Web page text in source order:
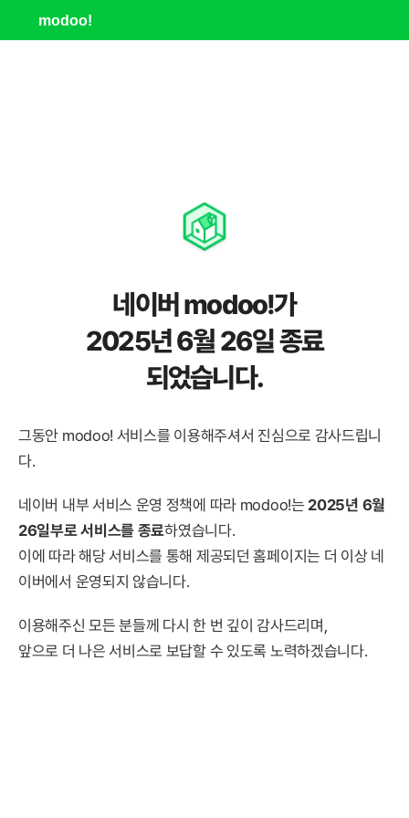
modoo!
네이버 modoo!가
2025년 6월 26일 종료
되었습니다.
그동안 modoo! 서비스를 이용해주셔서 진심으로 감사드립니
다.
네이버 내부 서비스 운영 정책에 따라 modoo!는 2025년 6월
26일부로 서비스를 종료하였습니다.
이에 따라 해당 서비스를 통해 제공되던 홈페이지는 더 이상 네
이버에서 운영되지 않습니다.
이용해주신 모든 분들께 다시 한 번 깊이 감사드리며,
앞으로 더 나은 서비스로 보답할 수 있도록 노력하겠습니다.